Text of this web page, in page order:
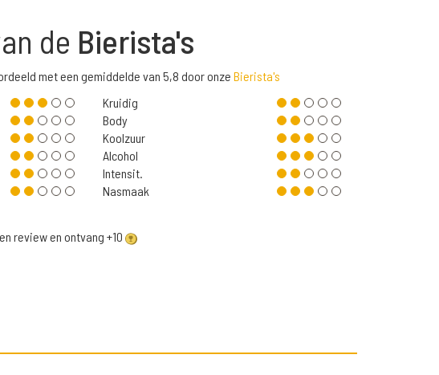
de Bierista's
met een gemiddelde van 5,8 door onze Bierista's
Kruidig
Body
Koolzuur
Alcohol
Intensit.
Nasmaak
review en ontvang +10